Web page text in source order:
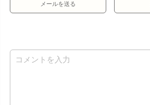
メールを送る